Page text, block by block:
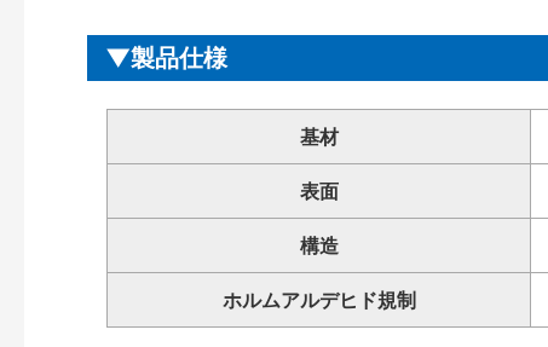
製品仕様
基材
表面
構造
ホルムアルデヒド規制